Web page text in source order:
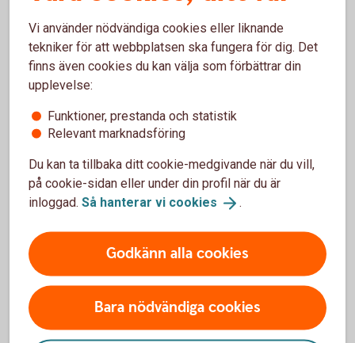
Om en icke-finansiell motpart är clearing-skyldig på grund
av något av ovanstående skäl kommer också övriga hårdare
EMIR-krav att gälla fullt ut, bland annat krav på ställande av
säkerheter och rapporteringsskyldighet, se
beräkningarna enligt reglerna och inte överskrider nämnda
tröskelbelopp behöver ni varken cleara eller följa övriga
riskbegränsande
åtgärder
Gränser för clearingtröskeln (i nominella
belopp):
Klass av OTC-
derivat
Tröskelvärde
Vi använder nödvändiga cookies eller liknande
tekniker för att webbplatsen ska fungera för dig. Det
finns även cookies du kan välja som förbättrar din
upplevelse:
Funktioner, prestanda och statistik
Relevant marknadsföring
Du kan ta tillbaka ditt cookie-medgivande när du vill,
på cookie-sidan eller under din profil när du är
inloggad. Så hanterar vi cookies .
Godkänn alla cookies
Bara nödvändiga cookies